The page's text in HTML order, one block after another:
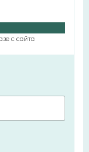
с сайта